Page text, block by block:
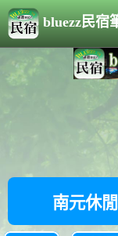
bluezz民宿
南元休